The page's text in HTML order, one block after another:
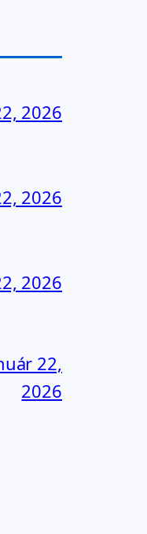
2026
2026
2026
22,
2026